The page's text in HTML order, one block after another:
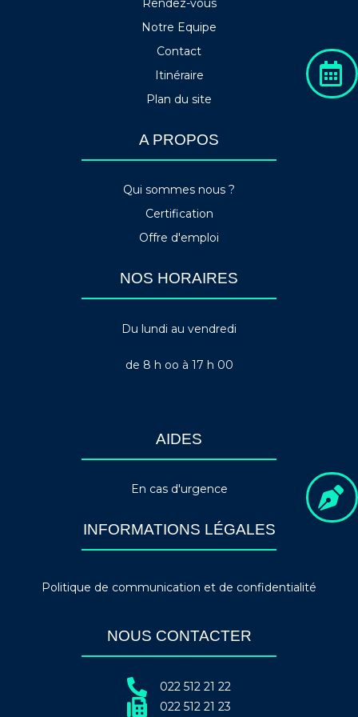
Rendez-vous
Notre Equipe
Contact
Itinéraire
Plan du site
A PROPOS
Qui sommes nous ?
Certification
Offre d'emploi
NOS HORAIRES
Du lundi au vendredi
de 8 h oo à 17 h 00
AIDES
En cas d'urgence
INFORMATIONS LÉGALES
Politique de communication et de confidentialité
NOUS CONTACTER
022 512 21 22
022 512 21 23